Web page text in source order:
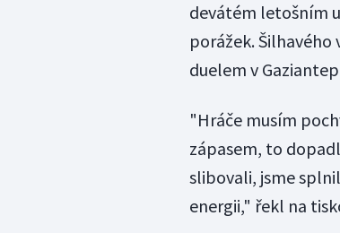
devátém letošním
porážek.
duelem v
"Hráče musím
zápasem, to
slibovali, jsme
energii," řekl na